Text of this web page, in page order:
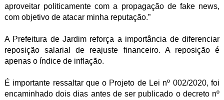
aproveitar politicamente com a propagação de fake news,
com objetivo de atacar minha reputação.”
A Prefeitura de Jardim reforça a importância de diferenciar
reposição salarial de reajuste financeiro. A reposição é
apenas o índice de inflação.
É importante ressaltar que o Projeto de Lei nº 002/2020, foi
encaminhado dois dias antes de ser publicado o decreto nº